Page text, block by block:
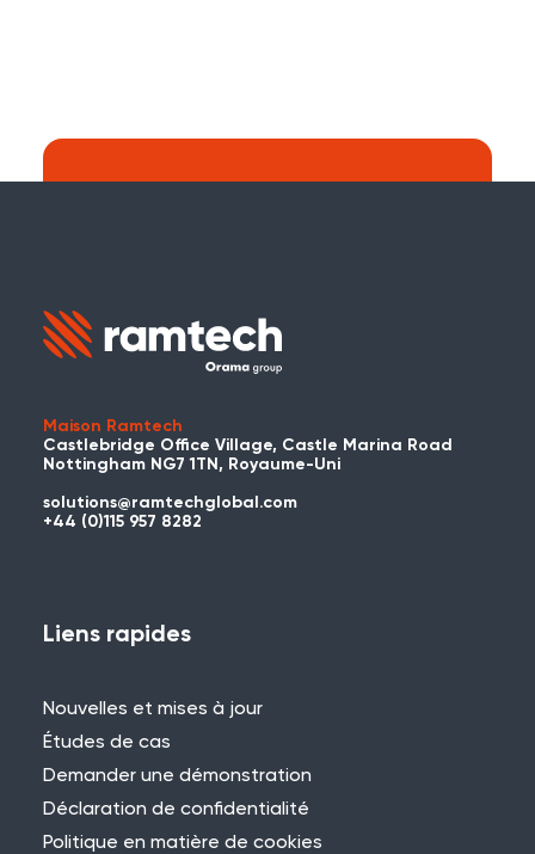
Avez-vous déjà utilisé WES ou
vous souhaitez partager votre
pourriez être présenté ici !
Maison Ramtech
Castlebridge Office Village, Castle Marina Road
Nottingham NG7 1TN, Royaume-Uni
solutions@ramtechglobal.com
+44 (0)115 957 8282
Liens rapides
Nouvelles et mises à jour
Études de cas
Demander une démonstration
Déclaration de confidentialité
Politique en matière de cookies